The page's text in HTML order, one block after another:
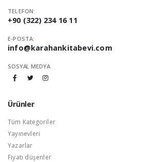
TELEFON:
+90 (322) 234 16 11
E-POSTA:
info@karahankitabevi.com
SOSYAL MEDYA
Ürünler
Tüm Kategoriler
Yayınevleri
Yazarlar
Fiyatı düşenler